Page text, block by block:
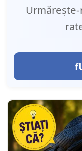
Urmărește-